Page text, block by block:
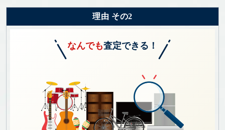
理由 その2
なんでも査定できる！